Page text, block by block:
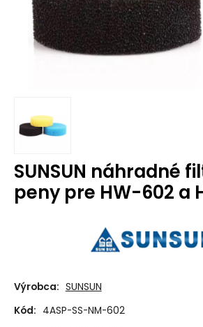
SUNSUN náhradné
peny pre HW-602 a
Výrobca: SUNSUN
Kód: 4ASP-SS-NM-602